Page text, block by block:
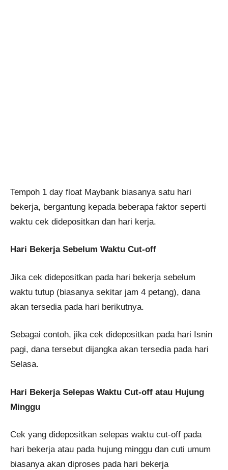
Tempoh 1 day float Maybank biasanya satu hari
bekerja, bergantung kepada beberapa faktor seperti
waktu cek didepositkan dan hari kerja.
Hari Bekerja Sebelum Waktu Cut-off
Jika cek didepositkan pada hari bekerja sebelum
waktu tutup (biasanya sekitar jam 4 petang), dana
akan tersedia pada hari berikutnya.
Sebagai contoh, jika cek didepositkan pada hari Isnin
pagi, dana tersebut dijangka akan tersedia pada hari
Selasa.
Hari Bekerja Selepas Waktu Cut-off atau Hujung
Minggu
Cek yang didepositkan selepas waktu cut-off pada
hari bekerja atau pada hujung minggu dan cuti umum
biasanya akan diproses pada hari bekerja